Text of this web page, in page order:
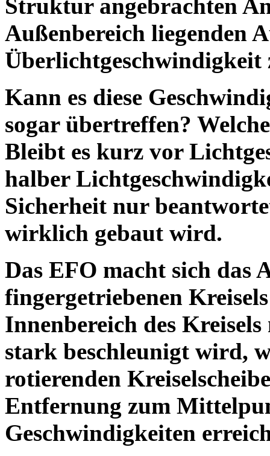
Struktur angebrachten
Außenbereich liegenden
Überlichtgeschwindigkeit
Kann es diese
sogar übertreffen?
Bleibt es kurz vor
halber
Sicherheit nur
wirklich gebaut wird.
Das EFO macht sich das
fingergetriebenen
Innenbereich des
stark beschleunigt wird,
rotierenden
Entfernung zum
Geschwindigkeiten